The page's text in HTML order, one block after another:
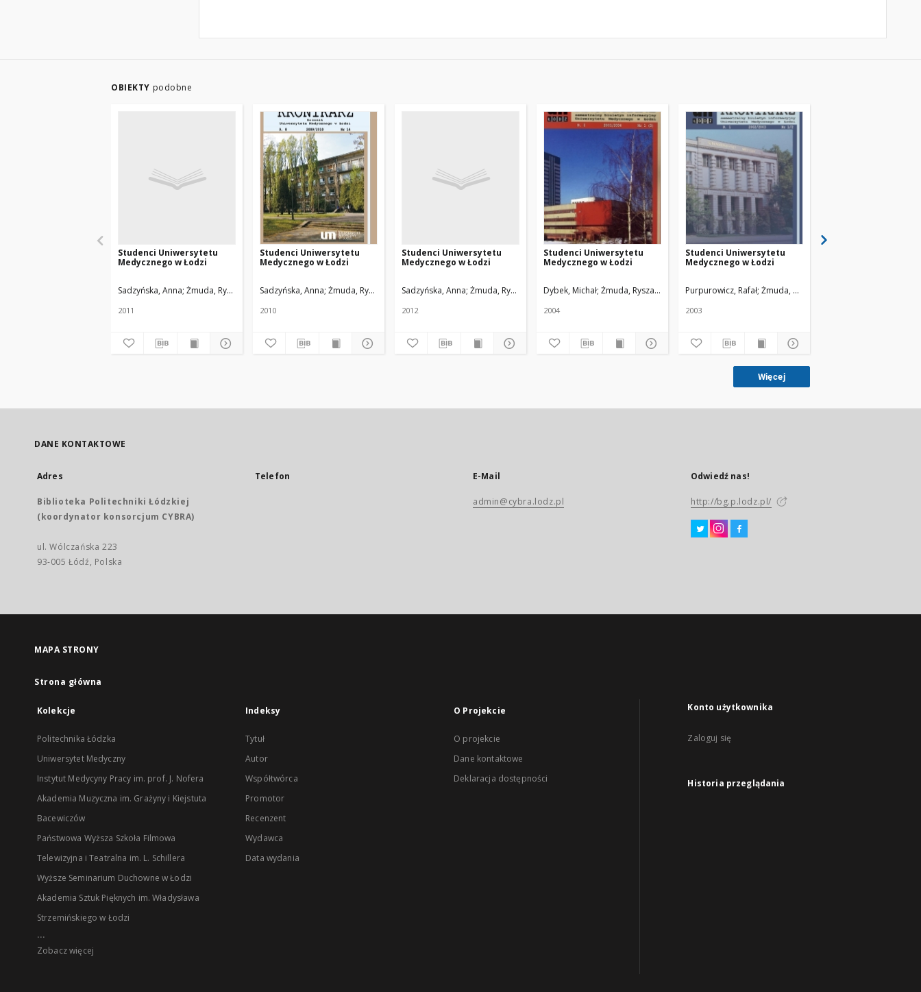
OBIEKTY podobne
Studenci Uniwersytetu
Medycznego w Łodzi
Sadzyńska, Anna Żmuda, Ryszard. Red. nacz.
2011
Studenci Uniwersytetu
Medycznego w Łodzi
Sadzyńska, Anna Żmuda, Ryszard. Red. nacz.
2010
Studenci Uniwersytetu
Medycznego w Łodzi
Sadzyńska, Anna Żmuda, Ryszard. Red. nacz.
2012
Studenci Uniwersytetu
Medycznego w Łodzi
Dybek, Michał Żmuda, Ryszard. Red. nacz.
2004
Studenci Uniwersytetu
Medycznego w Łodzi
Purpurowicz, Rafał Żmuda, Ryszard. Red. nacz.
2003
Więcej
DANE KONTAKTOWE
Adres
Biblioteka Politechniki Łódzkiej
(koordynator konsorcjum CYBRA)
ul. Wólczańska 223
93-005 Łódź, Polska
Telefon E-Mail
admin@cybra.lodz.pl
Odwiedź nas!
http://bg.p.lodz.pl/
MAPA STRONY
Strona główna
Kolekcje
Politechnika Łódzka
Uniwersytet Medyczny
Instytut Medycyny Pracy im. prof. J. Nofera
Akademia Muzyczna im. Grażyny i Kiejstuta
Bacewiczów
Państwowa Wyższa Szkoła Filmowa
Telewizyjna i Teatralna im. L. Schillera
Wyższe Seminarium Duchowne w Łodzi
Akademia Sztuk Pięknych im. Władysława
Strzemińskiego w Łodzi
...
Zobacz więcej
Indeksy
Tytuł
Autor
Współtwórca
Promotor
Recenzent
Wydawca
Data wydania
O Projekcie
O projekcie
Dane kontaktowe
Deklaracja dostępności
Konto użytkownika
Zaloguj się
Historia przeglądania